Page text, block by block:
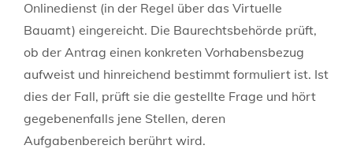
Onlinedienst (in der Regel über das Virtuelle
Bauamt) eingereicht. Die Baurechtsbehörde prüft,
ob der Antrag einen konkreten Vorhabensbezug
aufweist und hinreichend bestimmt formuliert ist. Ist
dies der Fall, prüft sie die gestellte Frage und hört
gegebenenfalls jene Stellen, deren
Aufgabenbereich berührt wird.